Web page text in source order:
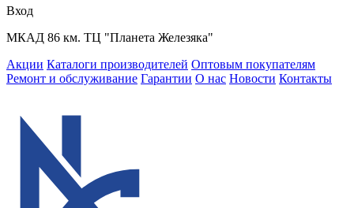
Вход
МКАД 86 км. ТЦ "Планета Железяка"
Акции Каталоги производителей Оптовым покупателям
Ремонт и обслуживание Гарантии О нас Новости Контакты